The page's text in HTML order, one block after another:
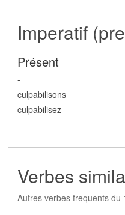
Imperatif
Présent
-
culpabilisons
culpabilisez
Verbes
Autres verbes frequents du